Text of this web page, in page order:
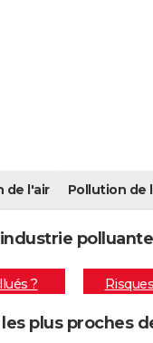
de l'air Pollution de
?
plus proches